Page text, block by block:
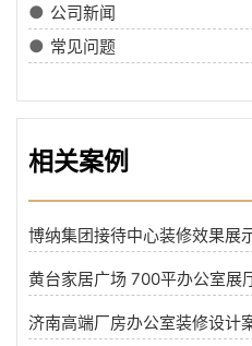
● 公司新闻
● 常见问题
相关案例
博纳集团接待中心装修效果展
黄台家居广场 700平办公室展
济南高端厂房办公室装修设计